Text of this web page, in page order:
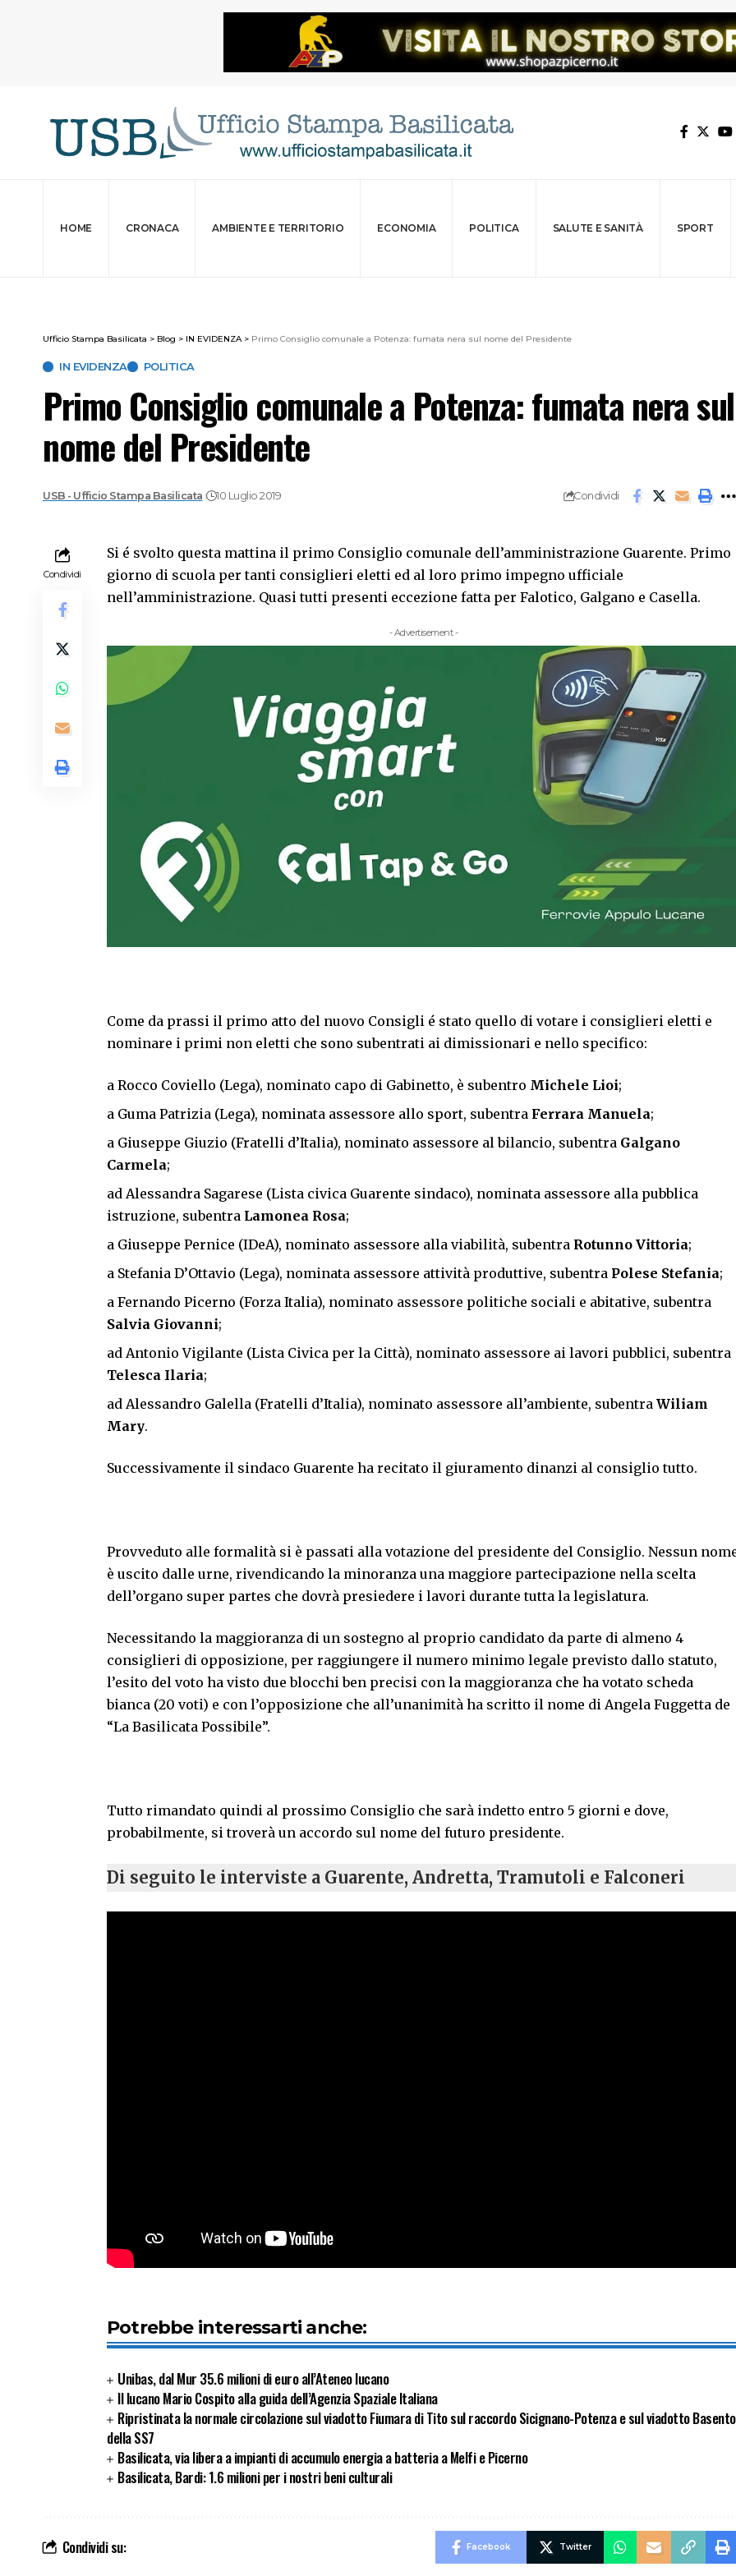
HOME CRONACA AMBIENTE E TERRITORIO ECONOMIA POLITICA SALUTE E SANITÀ SPORT
Ufficio Stampa Basilicata > Blog > IN EVIDENZA> Primo Consiglio comunale a Potenza: fumata nera sul nome del Presidente
IN EVIDENZA POLITICA
Primo Consiglio comunale a Potenza: fumata nera sul
nome del Presidente
USB - Ufficio Stampa Basilicata 10 Luglio 2019 Condividi
Condividi
Si é svolto questa mattina il primo Consiglio comunale dell’amministrazione Guarente. Primo
giorno di scuola per tanti consiglieri eletti ed al loro primo impegno ufficiale
nell’amministrazione. Quasi tutti presenti eccezione fatta per Falotico, Galgano e Casella.
- Advertisement -
Come da prassi il primo atto del nuovo Consigli é stato quello di votare i consiglieri eletti e
nominare i primi non eletti che sono subentrati ai dimissionari e nello specifico:
a Rocco Coviello (Lega), nominato capo di Gabinetto, è subentro Michele Lioi;
a Guma Patrizia (Lega), nominata assessore allo sport, subentra Ferrara Manuela;
a Giuseppe Giuzio (Fratelli d’Italia), nominato assessore al bilancio, subentra Galgano
Carmela;
ad Alessandra Sagarese (Lista civica Guarente sindaco), nominata assessore alla pubblica
istruzione, subentra Lamonea Rosa;
a Giuseppe Pernice (IDeA), nominato assessore alla viabilità, subentra Rotunno Vittoria;
a Stefania D’Ottavio (Lega), nominata assessore attività produttive, subentra Polese Stefania;
a Fernando Picerno (Forza Italia), nominato assessore politiche sociali e abitative, subentra
Salvia Giovanni;
ad Antonio Vigilante (Lista Civica per la Città), nominato assessore ai lavori pubblici, subentra
Telesca Ilaria;
ad Alessandro Galella (Fratelli d’Italia), nominato assessore all’ambiente, subentra Wiliam
Mary.
Successivamente il sindaco Guarente ha recitato il giuramento dinanzi al consiglio tutto.
Provveduto alle formalità si è passati alla votazione del presidente del Consiglio. Nessun
è uscito dalle urne, rivendicando la minoranza una maggiore partecipazione nella scelta
dell’organo super partes che dovrà presiedere i lavori durante tutta la legislatura.
Necessitando la maggioranza di un sostegno al proprio candidato da parte di almeno 4
consiglieri di opposizione, per raggiungere il numero minimo legale previsto dallo statuto,
l’esito del voto ha visto due blocchi ben precisi con la maggioranza che ha votato scheda
bianca (20 voti) e con l’opposizione che all’unanimità ha scritto il nome di Angela Fuggetta de
“La Basilicata Possibile”.
Tutto rimandato quindi al prossimo Consiglio che sarà indetto entro 5 giorni e dove,
probabilmente, si troverà un accordo sul nome del futuro presidente.
Di seguito le interviste a Guarente, Andretta, Tramutoli e Falconeri
Potrebbe interessarti anche:
Unibas, dal Mur 35.6 milioni di euro all’Ateneo lucano
Il lucano Mario Cospito alla guida dell’Agenzia Spaziale Italiana
Ripristinata la normale circolazione sul viadotto Fiumara di Tito sul raccordo Sicignano-Potenza e sul viadotto Basento
della SS7
Basilicata, via libera a impianti di accumulo energia a batteria a Melfi e Picerno
Basilicata, Bardi: 1.6 milioni per i nostri beni culturali
Condividi su: Facebook Twitter